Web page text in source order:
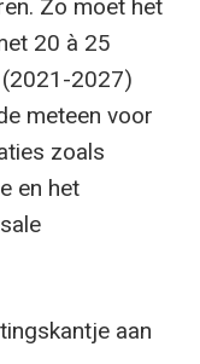
Zo moet het
20 à 25
2027)
meteen voor
zoals
en het
aan